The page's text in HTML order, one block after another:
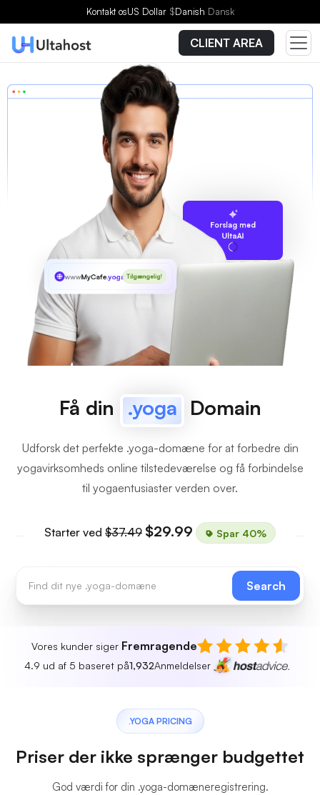
Kontakt osUS Dollar $Danish Dansk
CLIENT AREA
Forslag med
UltaAI
wwwMyCafe.yoga Tilgængelig!
Få din .yoga Domain
Udforsk det perfekte .yoga-domæne for at forbedre din
yogavirksomheds online tilstedeværelse og få forbindelse
til yogaentusiaster verden over.
Starter ved $37.49 $29.99 Spar 40%
Search
Vores kunder siger Fremragende
4.9 ud af 5 baseret på1,932Anmeldelser
.YOGA PRICING
Priser der ikke sprænger budgettet
God værdi for din .yoga-domæneregistrering.